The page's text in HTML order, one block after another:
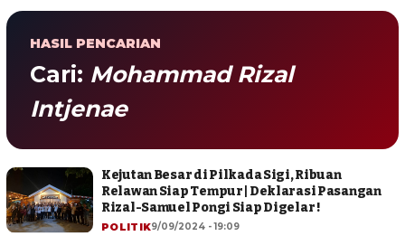
HASIL PENCARIAN
Cari: Mohammad Rizal
Intjenae
Kejutan Besar di Pilkada Sigi, Ribuan
Relawan Siap Tempur | Deklarasi Pasangan
Rizal-Samuel Pongi Siap Digelar !
POLITIK9/09/2024 - 19:09